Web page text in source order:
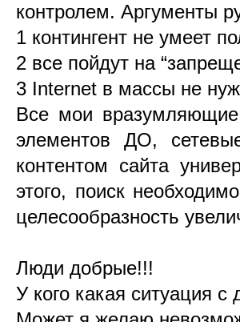
контролем. Аргументы
1 контингент не умеет
2 все пойдут на
3 Internet в массы не
Все мои вразумляющие
элементов ДО,
контентом сайта
этого, поиск
целесообразность
Люди добрые!!!
У кого какая ситуация с